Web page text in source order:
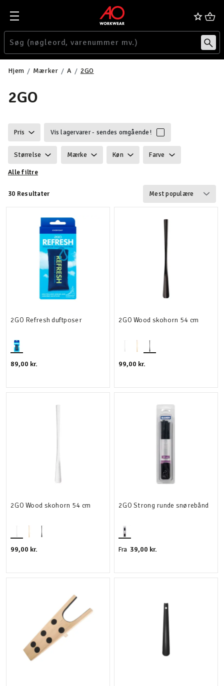
Hjem Mærker A 2GO
2GO
Pris Vis lagervarer - sendes omgående!
Størrelse Mærke Køn Farve
Ansvarlighed
Alle filtre
30 Resultater
2GO Refresh duftposer
89,00 kr.
2GO Wood skohorn 54 cm
99,00 kr.
2GO Wood skohorn 54 cm
99,00 kr.
2GO Strong runde snørebånd
Fra 39,00 kr.